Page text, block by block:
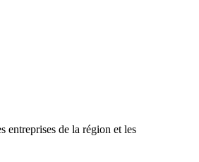
entreprises de la région et les